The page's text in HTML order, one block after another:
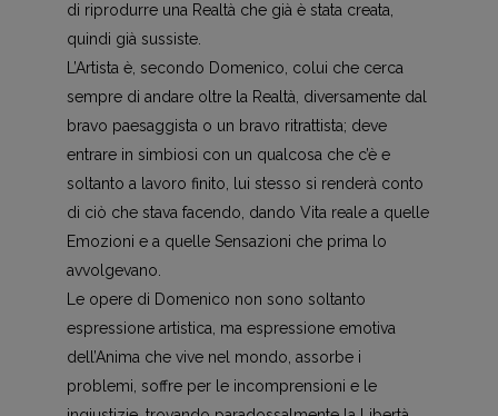
di riprodurre una Realtà che già è stata creata,
quindi già sussiste.
L’Artista è, secondo Domenico, colui che cerca
sempre di andare oltre la Realtà, diversamente dal
bravo paesaggista o un bravo ritrattista; deve
entrare in simbiosi con un qualcosa che c’è e
soltanto a lavoro finito, lui stesso si renderà conto
di ciò che stava facendo, dando Vita reale a quelle
Emozioni e a quelle Sensazioni che prima lo
avvolgevano.
Le opere di Domenico non sono soltanto
espressione artistica, ma espressione emotiva
dell’Anima che vive nel mondo, assorbe i
problemi, soffre per le incomprensioni e le